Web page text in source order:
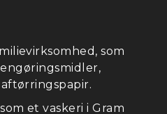
som
et vaskeri i Gram